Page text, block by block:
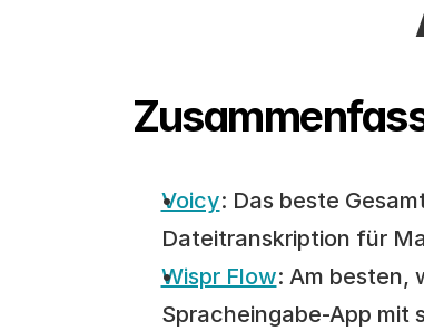
Voicy: Das beste
Dateitranskription für
Wispr Flow: Am besten,
Spracheingabe-App mit